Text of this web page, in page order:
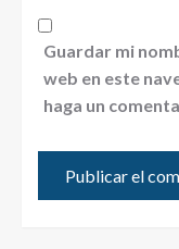
Guardar mi
web en este
haga un